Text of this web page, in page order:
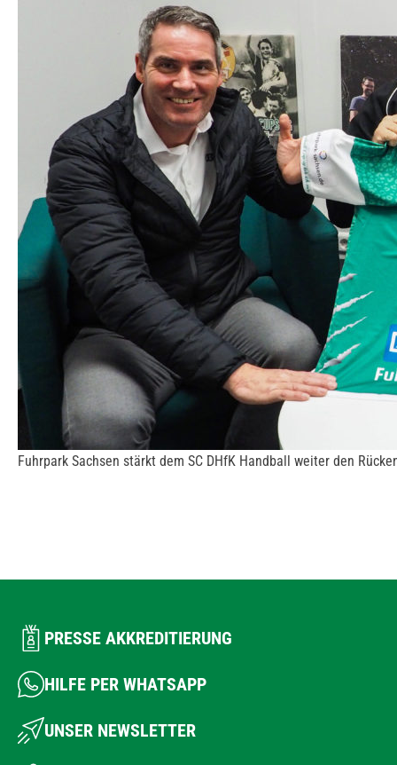
Fuhrpark Sachsen stärkt dem SC DHfK Handball weiter den
PRESSE AKKREDITIERUNG
HILFE PER WHATSAPP
UNSER NEWSLETTER